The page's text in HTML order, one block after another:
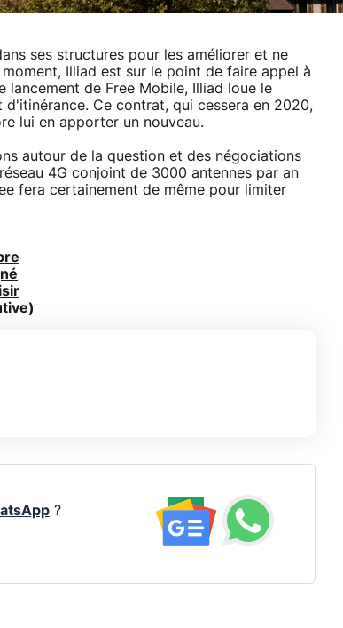
ses structures pour les améliorer et ne
Illiad est sur le point de faire appel à
lancement de Free Mobile, Illiad loue le
Ce contrat, qui cessera en 2020,
lui en apporter un nouveau.
autour de la question et des négociations
4G conjoint de 3000 antennes par an
fera certainement de même pour limiter
?